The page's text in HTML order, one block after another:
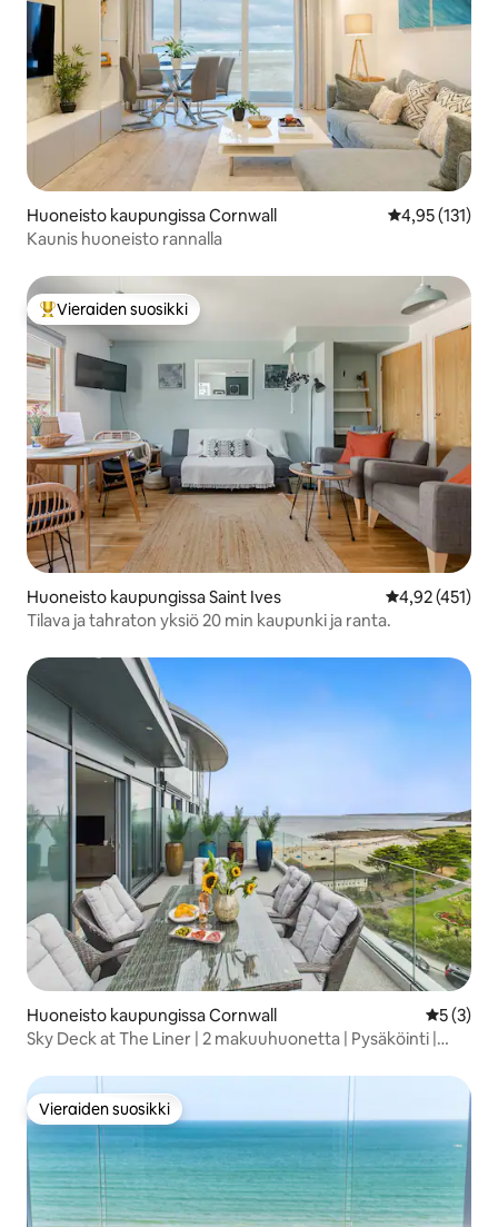
Huoneisto kaupungissa Cornwall
4,95 (131)
Kaunis huoneisto rannalla
Vieraiden suosikkien parhaimmistoa
Vieraiden suosikki
Huoneisto kaupungissa Saint Ives
4,92 (451)
Tilava ja tahraton yksiö 20 min kaupunki ja ranta.
Huoneisto kaupungissa Cornwall
5 (3)
Sky Deck at The Liner | 2 makuuhuonetta | Pysäköinti |
Vieraiden suosikki
Vieraiden suosikki